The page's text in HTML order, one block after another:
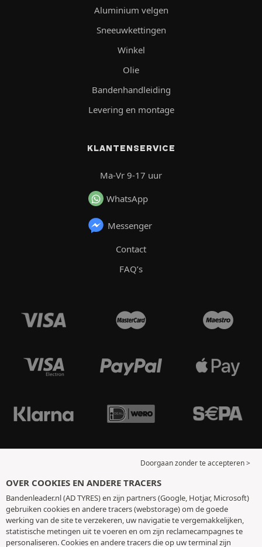
Aluminium velgen
Sneeuwkettingen
Winkel
Olie
Bandenhandleiding
Levering en montage
KLANTENSERVICE
Ma-Vr 9-17 uur
WhatsApp
Messenger
Contact
FAQ’s
Doorgaan zonder te accepteren >
OVER COOKIES EN ANDERE TRACERS
Bandenleader.nl (AD TYRES) en zijn partners (Google, Hotjar, Microsoft)
gebruiken cookies en andere tracers (webstorage) om de goede
werking van de site te verzekeren, uw navigatie te vergemakkelijken,
statistische metingen uit te voeren en om zijn reclamecampagnes te
personaliseren. Cookies en andere tracers die op uw terminal zijn